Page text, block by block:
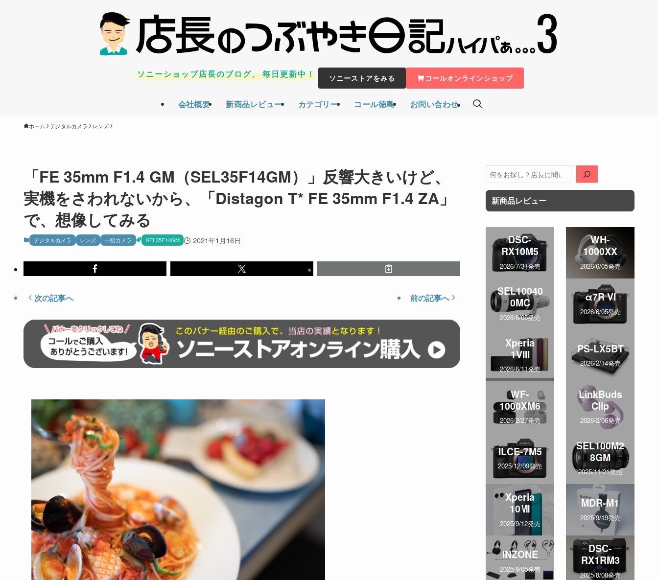
会社概要 新商品レビュー カテゴリー コール徳島 お問い合わせ
ソニーショップ店長のブログ、毎日更新中！ ソニーストアをみる コールオンラインショップ
ホーム デジタルカメラ レンズ
「FE 35mm F1.4 GM（SEL35F14GM）」反響大きいけど、
実機をさわれないから、「Distagon T* FE 35mm F1.4 ZA」
で、想像してみる
デジタルカメラ レンズ 一眼カメラ SEL35F14GM 2021年1月16日
次の記事へ 前の記事へ
検
索
新商品レビュー
DSC-
RX10M5
2026/7/31発売
WH-
1000XX
2026/6/05発売
SEL10040
0MC
2026/6/05発売
α7R VI
2026/6/05発売
Xperia
1VIII
2026/6/11発売
PS-LX5BT
2026/2/14発売
WF-
1000XM6
2026/2/27発売
LinkBuds
Clip
2026/2/06発売
ILCE-7M5
2025/12/09発売
SEL100M2
8GM
2025/11/21発売
Xperia
10Ⅶ
2025/9/12発売
MDR-M1
2025/9/19発売
INZONE
2025/9/05発売
DSC-
RX1RM3
2025/8/08発売